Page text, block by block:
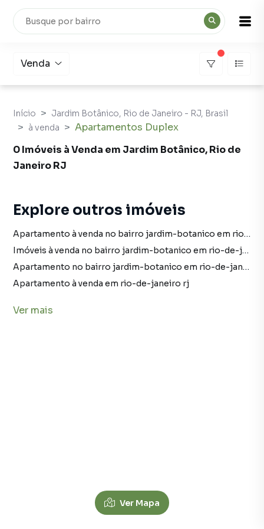
Venda
Início
Jardim Botânico, Rio de Janeiro - RJ, Brasil
à venda
Apartamentos Duplex
0 Imóveis à Venda em Jardim Botânico, Rio de
Janeiro RJ
Explore outros imóveis
Apartamento à venda no bairro jardim-botanico em rio-de-janeiro rj com 1 vaga
Imóveis à venda no bairro jardim-botanico em rio-de-janeiro rj
Apartamento no bairro jardim-botanico em rio-de-janeiro rj
Apartamento à venda em rio-de-janeiro rj
Apartamento em rio-de-janeiro rj
Ver mais
Ver Mapa